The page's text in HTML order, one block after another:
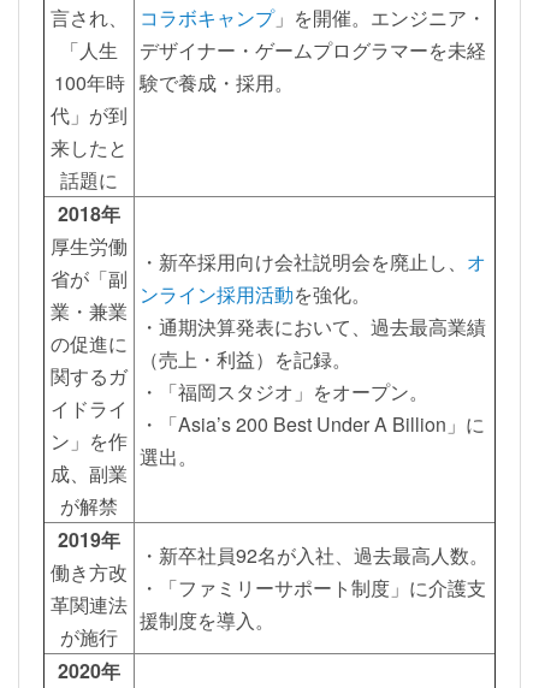
言され、
「人生
100年時
代」が到
来したと
話題に
コラボキャンプ」を開催。エンジニア・
デザイナー・ゲームプログラマーを未経
験で養成・採用。
2018年
厚生労働
省が「副
業・兼業
の促進に
関するガ
イドライ
ン」を作
成、副業
が解禁
・新卒採用向け会社説明会を廃止し、 オ
ンライン採用活動を強化。
・通期決算発表において、過去最高業績
（売上・利益）を記録。
・「福岡スタジオ」をオープン。
・「Asia’s 200 Best Under A Billion」に
選出。
2019年
働き方改
革関連法
が施行
・新卒社員92名が入社、過去最高人数。
・「ファミリーサポート制度」に介護支
援制度を導入。
2020年